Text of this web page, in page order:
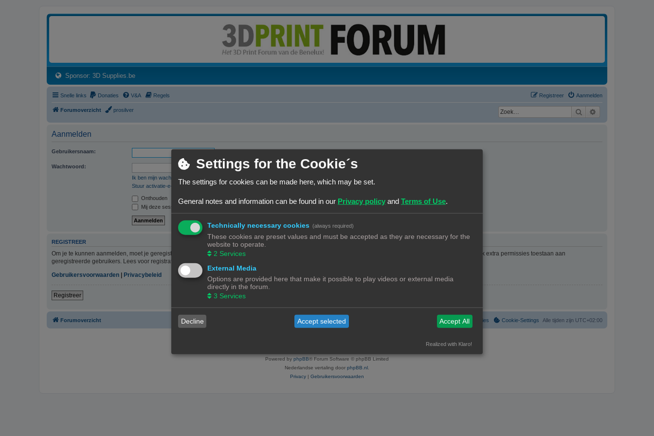
Sponsor: 3D Supplies.be(Opens a new tab)
Snelle links Donaties V&A Regels Aanmelden
Registreer
Forumoverzicht prosilver Zoek
Aanmelden
Gebruikersnaam:
Wachtwoord:
Ik ben mijn wachtwoord vergeten
Stuur activatie-e-mail opnieuw
Onthouden
Mij deze sessie niet weergeven in de lijst met online gebruikers
REGISTREER
Om je te kunnen aanmelden, moet je geregistreerd zijn. Registratie neemt enkele minuten in beslag, maar geeft je extra mogelijkheden. De forumbeheerder kan ook extra permissies toestaan aan
geregistreerde gebruikers. Lees voor registratie onze gebruiksvoorwaarden en het bijbehorend beleid. Bekijk ook de regels als je gebruik maakt van het forum.
Gebruikersvoorwaarden | Privacybeleid
Registreer
Forumoverzicht Alle tijden zijn UTC+02:00
Cookie-Settings
Verwijder cookies
Powered by phpBB® Forum Software © phpBB Limited
Nederlandse vertaling door phpBB.nl
Privacy | Gebruikersvoorwaarden
Settings for the Cookie´s
The settings for cookies can be made here, which may be set.
General notes and information can be found in our Privacy policy and Terms of Use.
Technically necessary cookies (always required)
These cookies are preset values and must be accepted as they are necessary for the
website to operate.
2 Services
External Media
Options are provided here that make it possible to play videos or external media
directly in the forum.
3 Services
Decline Accept selected Accept All
Realized with Klaro!